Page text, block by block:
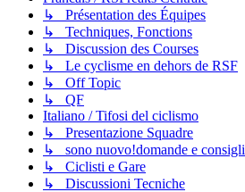
↳ Présentation des Équipes
↳ Techniques, Fonctions
↳ Discussion des Courses
↳ Le cyclisme en dehors de RSF
↳ Off Topic
↳ QF
Italiano / Tifosi del ciclismo
↳ Presentazione Squadre
↳ sono nuovo!domande e consigli
↳ Ciclisti e Gare
↳ Discussioni Tecniche